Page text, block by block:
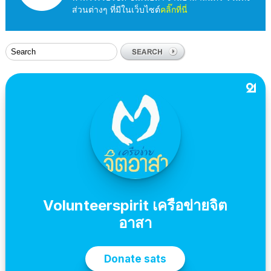
ส่วนต่างๆ ที่มีในเว็บไซต์คลิ๊กที่นี่